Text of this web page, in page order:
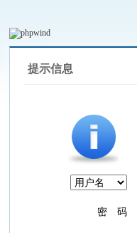
提示信息
密 码